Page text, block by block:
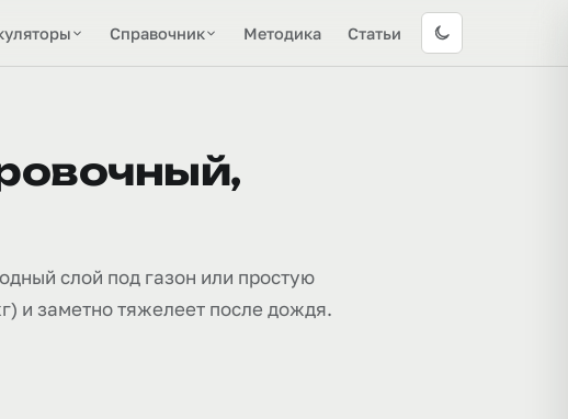
Справочник Методика Статьи
слой под газон или простую
и заметно тяжелеет после дождя.